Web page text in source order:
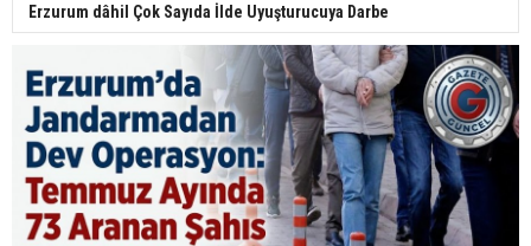
Erzurum dâhil Çok Sayıda İlde Uyuşturucuya Darbe